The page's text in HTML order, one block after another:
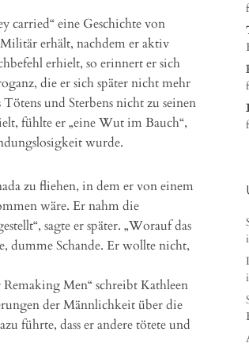
carried“ eine Geschichte von
erhält, nachdem er aktiv
erhielt, so erinnert er sich
die er sich später nicht mehr
und Sterbens nicht zu seinen
fühlte er „eine Wut im Bauch“,
wurde.
zu fliehen, in dem er von einem
wäre. Er nahm die
sagte er später. „Worauf das
dumme Schande. Er wollte nicht,
Men“ schreibt Kathleen
der Männlichkeit über die
führte, dass er andere tötete und